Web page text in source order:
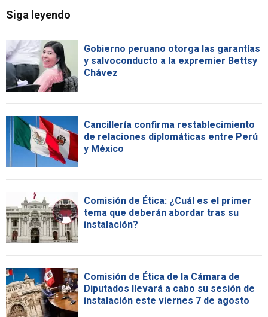
Siga leyendo
Gobierno peruano otorga las garantías
y salvoconducto a la expremier Bettsy
Chávez
Cancillería confirma restablecimiento
de relaciones diplomáticas entre Perú
y México
Comisión de Ética: ¿Cuál es el primer
tema que deberán abordar tras su
instalación?
Comisión de Ética de la Cámara de
Diputados llevará a cabo su sesión de
instalación este viernes 7 de agosto